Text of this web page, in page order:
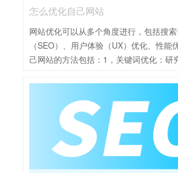
馈及时调整优化策略，以持续提升网站在
怎么优化自己网站
网站优化可以从多个角度进行，包括搜
（SEO）、用户体验（UX）优化、性能
己网站的方法包括：1，关键词优化：研
容，定期更新，以满足用户需求并提升网
网站结构优化：确保网站结构清晰、易于
理的URL和内部链接策略。4，技术优化
化图片、使用CDN等技术手段提升网站
户体验改进：优化网站的布局、色彩、字